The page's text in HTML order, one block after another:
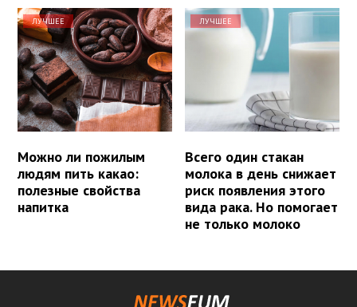
ЛУЧШЕЕ
Можно ли пожилым
людям пить какао:
полезные свойства
напитка
ЛУЧШЕЕ
Всего один стакан
молока в день снижает
риск появления этого
вида рака. Но помогает
не только молоко